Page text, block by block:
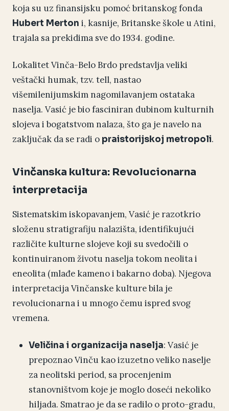
koja su uz finansijsku pomoć britanskog fonda
Hubert Merton i, kasnije, Britanske škole u Atini,
trajala sa prekidima sve do 1934. godine.
Lokalitet Vinča-Belo Brdo predstavlja veliki
veštački humak, tzv. tell, nastao
višemilenijumskim nagomilavanjem ostataka
naselja. Vasić je bio fasciniran dubinom kulturnih
slojeva i bogatstvom nalaza, što ga je navelo na
zaključak da se radi o praistorijskoj metropoli.
Vinčanska kultura: Revolucionarna
interpretacija
Sistematskim iskopavanjem, Vasić je razotkrio
složenu stratigrafiju nalazišta, identifikujući
različite kulturne slojeve koji su svedočili o
kontinuiranom životu naselja tokom neolita i
eneolita (mlađe kameno i bakarno doba). Njegova
interpretacija Vinčanske kulture bila je
revolucionarna i u mnogo čemu ispred svog
vremena.
Veličina i organizacija naselja: Vasić je
prepoznao Vinču kao izuzetno veliko naselje
za neolitski period, sa procenjenim
stanovništvom koje je moglo doseći nekoliko
hiljada. Smatrao je da se radilo o proto-gradu,